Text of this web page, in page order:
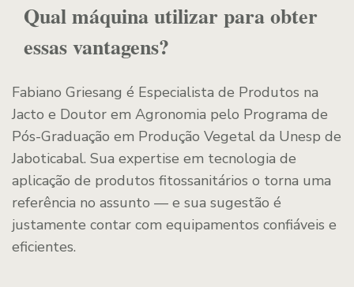
Qual máquina utilizar para obter
essas vantagens?
Fabiano Griesang é Especialista de Produtos na
Jacto e Doutor em Agronomia pelo Programa de
Pós-Graduação em Produção Vegetal da Unesp de
Jaboticabal. Sua expertise em tecnologia de
aplicação de produtos fitossanitários o torna uma
referência no assunto — e sua sugestão é
justamente contar com equipamentos confiáveis e
eficientes.